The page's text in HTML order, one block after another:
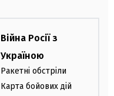
Війна Росії з
Україною
Ракетні обстріли
Карта бойових дій